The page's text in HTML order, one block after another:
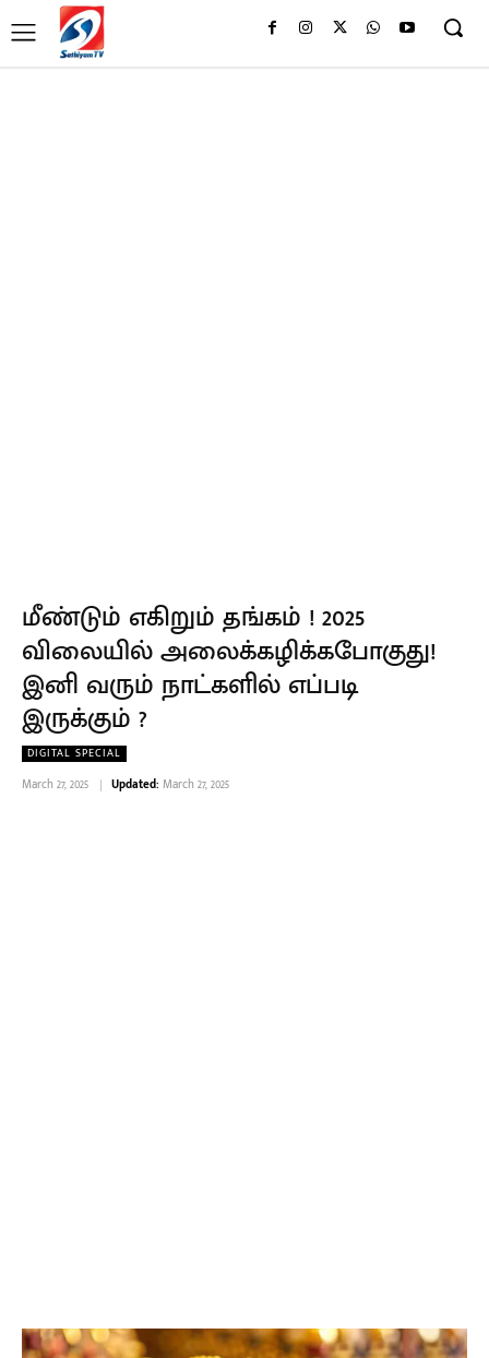
மீண்டும் எகிறும் தங்கம் ! 2025
விலையில் அலைக்கழிக்கபோகுது!
இனி வரும் நாட்களில் எப்படி
இருக்கும் ?
DIGITAL SPECIAL
March 27, 2025 Updated: March 27, 2025